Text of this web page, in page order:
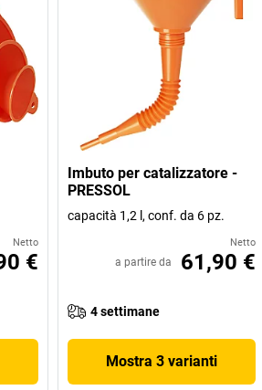
Netto
€
Imbuto per catalizzatore -
PRESSOL
capacità 1,2 l, conf. da 6 pz.
Netto
a partire da 61,90 €
4 settimane
Mostra 3 varianti